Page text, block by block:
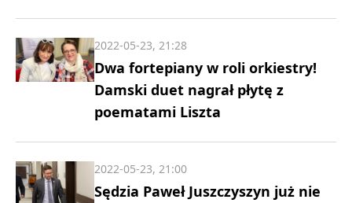
Dwa fortepiany w roli orkiestry!
Damski duet nagrał płytę z
poematami Liszta
2022-05-23, 21:28
Sędzia Paweł Juszczyszyn już nie
2022-05-23, 21:00